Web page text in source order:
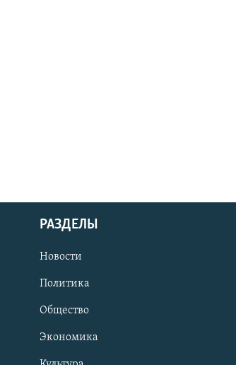
РАЗДЕЛЫ
Новости
Политика
Общество
Экономика